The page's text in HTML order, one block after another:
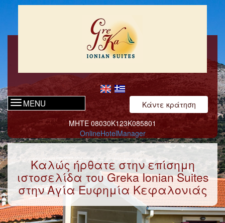
MENU
Κάντε κράτηση
ΜΗΤΕ 08030Κ123Κ085801
OnlineHotelManager
Καλώς ήρθατε στην επίσημη
ιστοσελίδα του Greka Ionian Suites
στην Αγία Ευφημία Κεφαλονιάς